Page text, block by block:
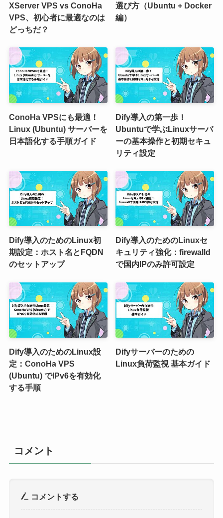
XServer VPS vs ConoHa
VPS、初心者に最適なのは
どっちだ？
選び方（Ubuntu + Docker
編）
ConoHa VPSにも最適！
Linux (Ubuntu) サーバーを
日本語化する手順ガイド
Dify導入の第一歩！
Ubuntuで学ぶLinuxサーバ
ーの基本操作と初期セキュ
リティ設定
Dify導入のためのLinux初
期設定：ホスト名とFQDN
のセットアップ
Dify導入のためのLinuxセ
キュリティ強化：firewalld
で国内IPのみ許可設定
Dify導入のためのLinux設
定：ConoHa VPS
(Ubuntu) でIPv6を有効化
する手順
Difyサーバーのための
Linux負荷監視 基本ガイド
コメント
コメントする